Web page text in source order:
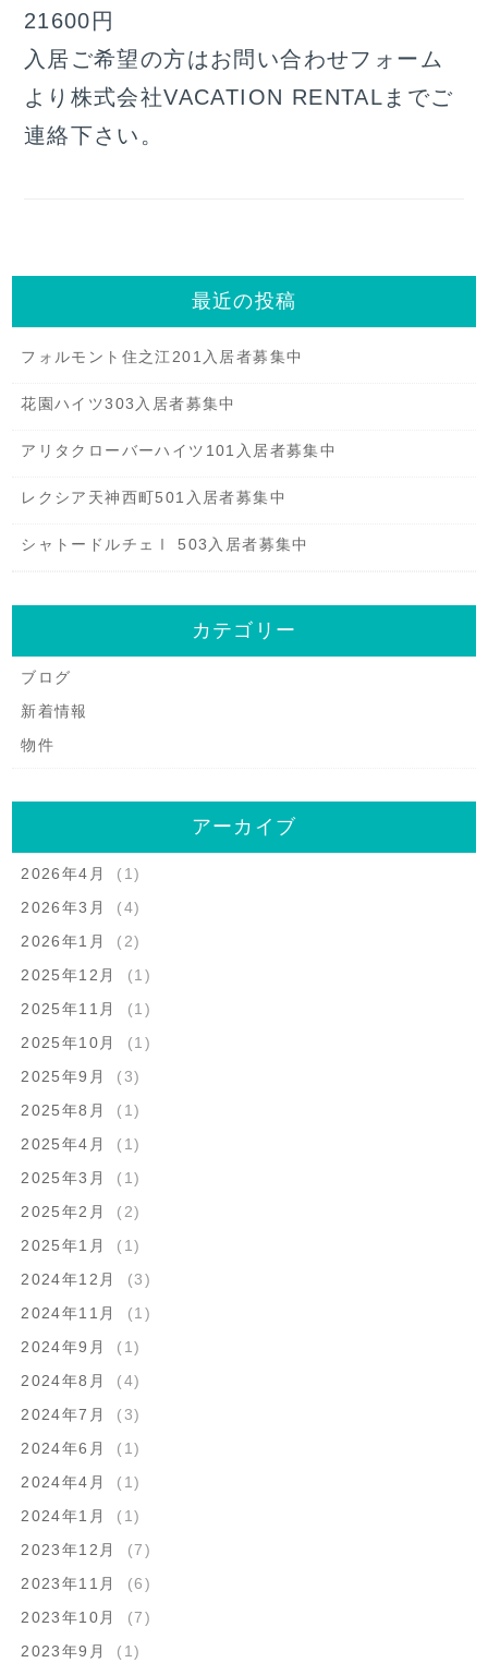
21600円
入居ご希望の方はお問い合わせフォーム
より株式会社VACATION RENTALまでご
連絡下さい。
最近の投稿
フォルモント住之江201入居者募集中
花園ハイツ303入居者募集中
アリタクローバーハイツ101入居者募集中
レクシア天神西町501入居者募集中
シャトードルチェⅠ 503入居者募集中
カテゴリー
ブログ
新着情報
物件
アーカイブ
2026年4月
(1)
2026年3月
(4)
2026年1月
(2)
2025年12月
(1)
2025年11月
(1)
2025年10月
(1)
2025年9月
(3)
2025年8月
(1)
2025年4月
(1)
2025年3月
(1)
2025年2月
(2)
2025年1月
(1)
2024年12月
(3)
2024年11月
(1)
2024年9月
(1)
2024年8月
(4)
2024年7月
(3)
2024年6月
(1)
2024年4月
(1)
2024年1月
(1)
2023年12月
(7)
2023年11月
(6)
2023年10月
(7)
2023年9月
(1)